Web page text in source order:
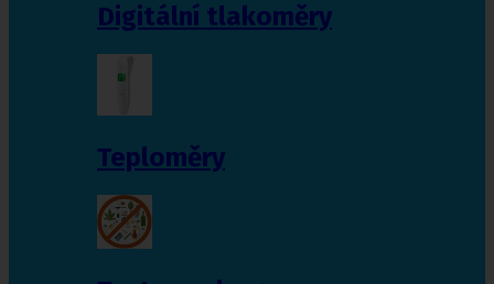
Digitální tlakoměry
Teploměry